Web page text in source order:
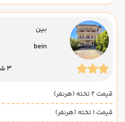
بین
bein
3 شب
قیمت 2 تخته (هرنفر)
قیمت 1 تخته (هرنفر)